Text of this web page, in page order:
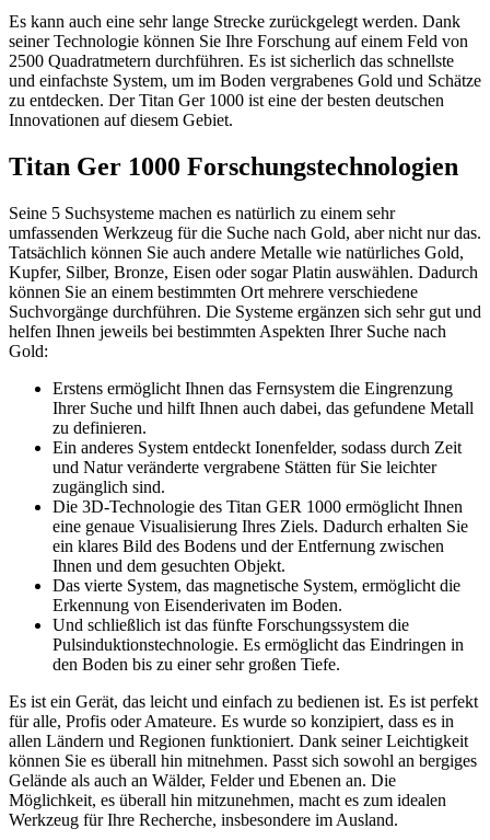
Es kann auch eine sehr lange Strecke zurückgelegt werden. Dank
seiner Technologie können Sie Ihre Forschung auf einem Feld von
2500 Quadratmetern durchführen. Es ist sicherlich das schnellste
und einfachste System, um im Boden vergrabenes Gold und Schätze
zu entdecken. Der Titan Ger 1000 ist eine der besten deutschen
Innovationen auf diesem Gebiet.
Titan Ger 1000 Forschungstechnologien
Seine 5 Suchsysteme machen es natürlich zu einem sehr
umfassenden Werkzeug für die Suche nach Gold, aber nicht nur das.
Tatsächlich können Sie auch andere Metalle wie natürliches Gold,
Kupfer, Silber, Bronze, Eisen oder sogar Platin auswählen. Dadurch
können Sie an einem bestimmten Ort mehrere verschiedene
Suchvorgänge durchführen. Die Systeme ergänzen sich sehr gut und
helfen Ihnen jeweils bei bestimmten Aspekten Ihrer Suche nach
Gold:
Erstens ermöglicht Ihnen das Fernsystem die Eingrenzung
Ihrer Suche und hilft Ihnen auch dabei, das gefundene Metall
zu definieren.
Ein anderes System entdeckt Ionenfelder, sodass durch Zeit
und Natur veränderte vergrabene Stätten für Sie leichter
zugänglich sind.
Die 3D-Technologie des Titan GER 1000 ermöglicht Ihnen
eine genaue Visualisierung Ihres Ziels. Dadurch erhalten Sie
ein klares Bild des Bodens und der Entfernung zwischen
Ihnen und dem gesuchten Objekt.
Das vierte System, das magnetische System, ermöglicht die
Erkennung von Eisenderivaten im Boden.
Und schließlich ist das fünfte Forschungssystem die
Pulsinduktionstechnologie. Es ermöglicht das Eindringen in
den Boden bis zu einer sehr großen Tiefe.
Es ist ein Gerät, das leicht und einfach zu bedienen ist. Es ist perfekt
für alle, Profis oder Amateure. Es wurde so konzipiert, dass es in
allen Ländern und Regionen funktioniert. Dank seiner Leichtigkeit
können Sie es überall hin mitnehmen. Passt sich sowohl an bergiges
Gelände als auch an Wälder, Felder und Ebenen an. Die
Möglichkeit, es überall hin mitzunehmen, macht es zum idealen
Werkzeug für Ihre Recherche, insbesondere im Ausland.